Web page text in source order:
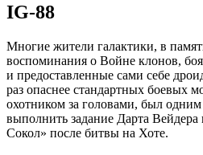
IG-88
Многие жители галактики, в
воспоминания о Войне клонов,
и предоставленные сами себе
раз опаснее стандартных боевых
охотником за головами, был
выполнить задание Дарта Вейдера
Сокол» после битвы на Хоте.